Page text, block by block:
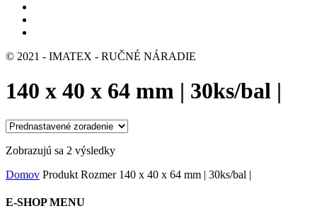
© 2021 - IMATEX - RUČNÉ NÁRADIE
140 x 40 x 64 mm | 30ks/bal |
Zobrazujú sa 2 výsledky
Domov Produkt Rozmer 140 x 40 x 64 mm | 30ks/bal |
E-SHOP MENU